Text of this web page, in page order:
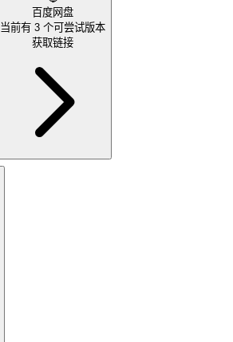
百度网盘
当前有 3 个可尝试版本
获取链接